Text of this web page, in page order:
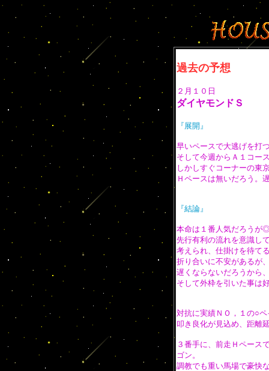
過去の予想
２月１０日
ダイヤモンドＳ
『展開』
早いペースで大逃げを打
そして今週からＡ１コー
しかしすぐコーナーの東
Ｈペースは無いだろう。
『結論』
本命は１番人気だろうが
先行有利の流れを意識し
考えられ、仕掛けを待て
折り合いに不安があるが
遅くならないだろうから
そして外枠を引いた事は
対抗に実績ＮＯ，１の○
叩き良化が見込め、距離
３番手に、前走Ｈペース
ゴン。
調教でも重い馬場で豪快